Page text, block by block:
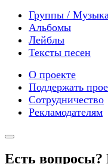
Группы /
Альбомы
Лейблы
Тексты песен
О проекте
Поддержать
Сотрудничество
Рекламодателям
Есть